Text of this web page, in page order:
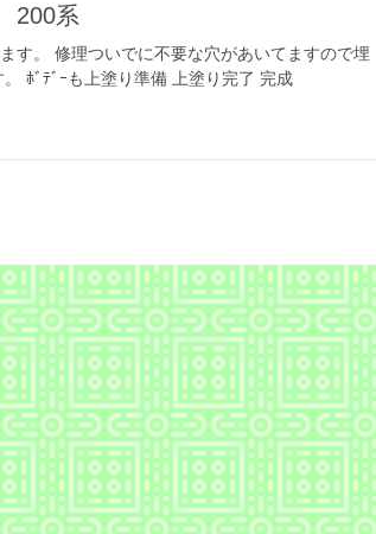
系
。 修理ついでに不要な穴があいてますので埋
ﾎﾞﾃﾞｰも上塗り準備 上塗り完了 完成